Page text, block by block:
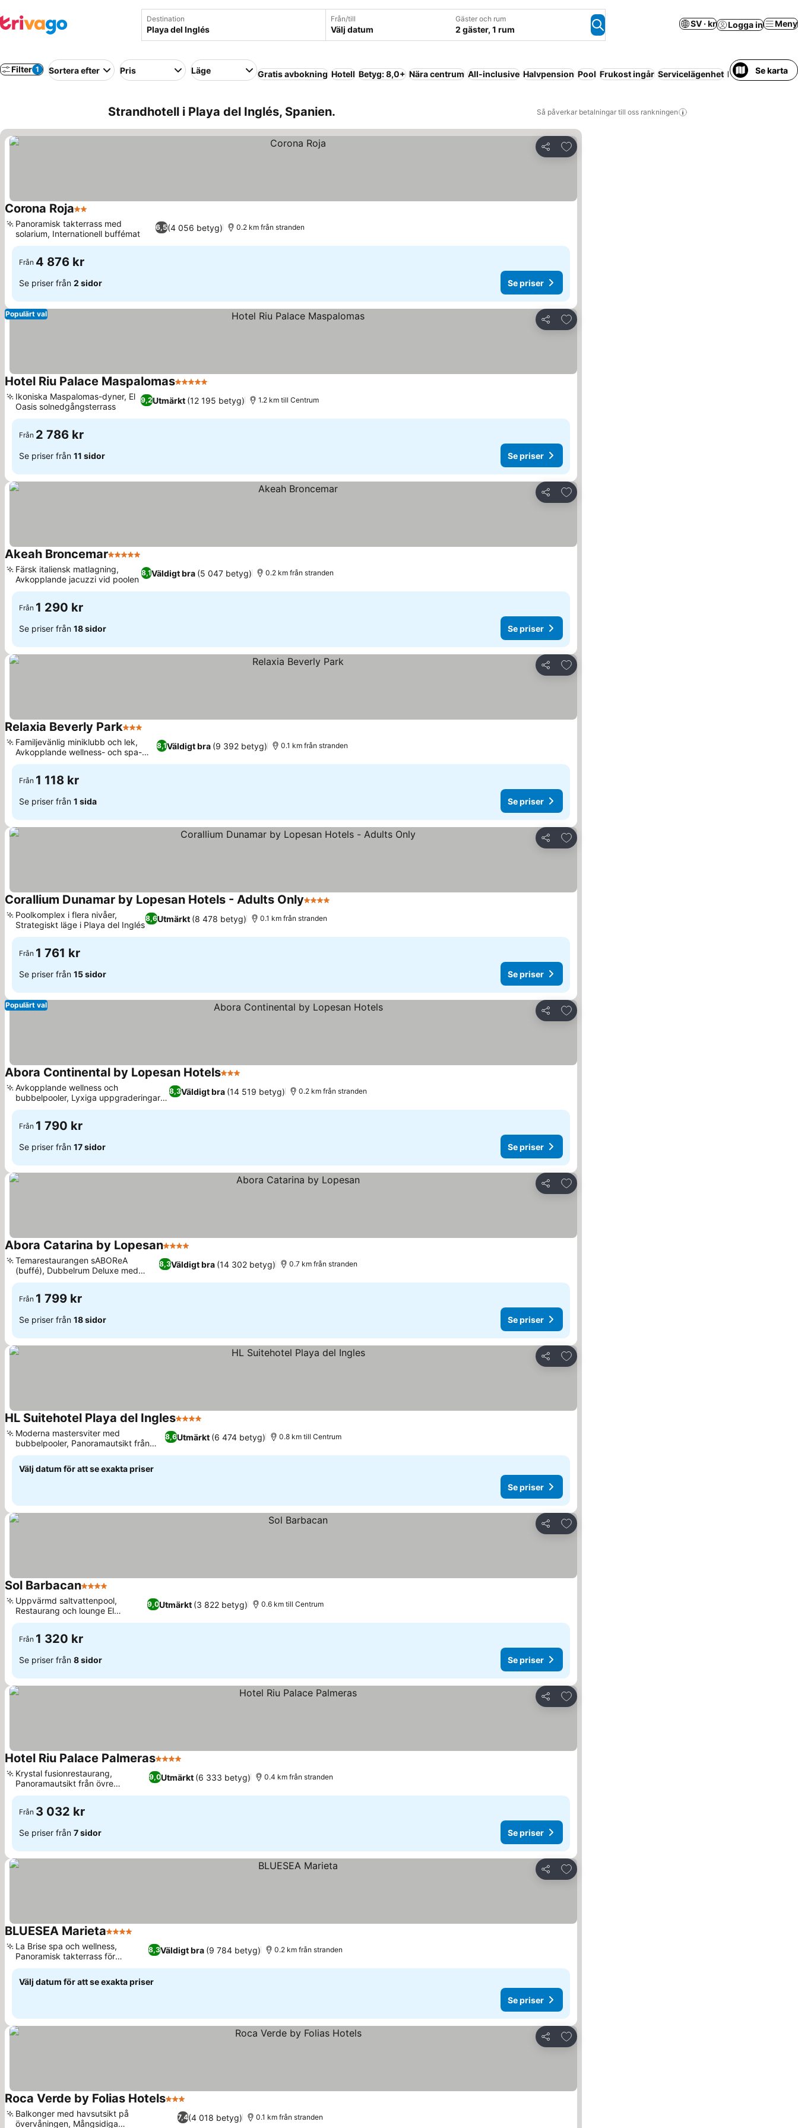
Destination Från/till
Välj datum
Gäster och rum
2 gäster, 1 rum
SV · kr Logga in Meny
Filter 1 Sortera efter Pris Läge Gratis avbokning Hotell Betyg: 8,0+ Nära centrum All-inclusive Halvpension Pool Frukost ingår Servicelägenhet Se karta
Strandhotell i Playa del Inglés, Spanien. Så påverkar betalningar till oss rankningen
Dela
Lägg till i Mina Favoriter
Corona Roja2 Stjärnor
6,5(4 056 betyg)
Panoramisk takterrass med
solarium, Internationell buffémat
0.2 km från stranden
Från 4 876 kr
Se priser från 2 sidor Se priser
Dela
Lägg till i Mina Favoriter
Populärt val
Hotel Riu Palace Maspalomas5 Stjärnor
9,2Utmärkt (12 195 betyg)
Ikoniska Maspalomas-dyner, El
Oasis solnedgångsterrass
1.2 km till Centrum
Från 2 786 kr
Se priser från 11 sidor Se priser
Dela
Lägg till i Mina Favoriter
Akeah Broncemar5 Stjärnor
8,1Väldigt bra (5 047 betyg)
Färsk italiensk matlagning,
Avkopplande jacuzzi vid poolen
0.2 km från stranden
Från 1 290 kr
Se priser från 18 sidor Se priser
Dela
Lägg till i Mina Favoriter
Relaxia Beverly Park3 Stjärnor
8,1Väldigt bra (9 392 betyg)
Familjevänlig miniklubb och lek,
Avkopplande wellness- och spa-
krets
0.1 km från stranden
Från 1 118 kr
Se priser från 1 sida Se priser
Dela
Lägg till i Mina Favoriter
Corallium Dunamar by Lopesan Hotels - Adults Only4 Stjärnor
8,6Utmärkt (8 478 betyg)
Poolkomplex i flera nivåer,
Strategiskt läge i Playa del Inglés
0.1 km från stranden
Från 1 761 kr
Se priser från 15 sidor Se priser
Dela
Lägg till i Mina Favoriter
Populärt val
Abora Continental by Lopesan Hotels3 Stjärnor
8,3Väldigt bra (14 519 betyg)
Avkopplande wellness och
bubbelpooler, Lyxiga uppgraderingar
med havsutsikt
0.2 km från stranden
Från 1 790 kr
Se priser från 17 sidor Se priser
Dela
Lägg till i Mina Favoriter
Abora Catarina by Lopesan4 Stjärnor
8,3Väldigt bra (14 302 betyg)
Temarestaurangen sABOReA
(buffé), Dubbelrum Deluxe med
privat pool
0.7 km från stranden
Från 1 799 kr
Se priser från 18 sidor Se priser
Dela
Lägg till i Mina Favoriter
HL Suitehotel Playa del Ingles4 Stjärnor
8,6Utmärkt (6 474 betyg)
Moderna mastersviter med
bubbelpooler, Panoramautsikt från
Sunsetbar
0.8 km till Centrum
Välj datum för att se exakta priser
Se priser
Dela
Lägg till i Mina Favoriter
Sol Barbacan4 Stjärnor
9,0Utmärkt (3 822 betyg)
Uppvärmd saltvattenpool,
Restaurang och lounge El
Portalon
0.6 km till Centrum
Från 1 320 kr
Se priser från 8 sidor Se priser
Dela
Lägg till i Mina Favoriter
Hotel Riu Palace Palmeras4 Stjärnor
9,0Utmärkt (6 333 betyg)
Krystal fusionrestaurang,
Panoramautsikt från övre
våningarna
0.4 km från stranden
Från 3 032 kr
Se priser från 7 sidor Se priser
Dela
Lägg till i Mina Favoriter
BLUESEA Marieta4 Stjärnor
8,3Väldigt bra (9 784 betyg)
La Brise spa och wellness,
Panoramisk takterrass för
avkoppling
0.2 km från stranden
Välj datum för att se exakta priser
Se priser
Dela
Lägg till i Mina Favoriter
Roca Verde by Folias Hotels3 Stjärnor
7,4(4 018 betyg)
Balkonger med havsutsikt på
övervåningen, Mångsidiga
0.1 km från stranden